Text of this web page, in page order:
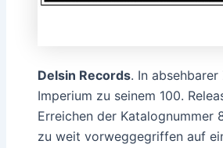
Delsin Records. In
Imperium zu seinem 100.
Erreichen der Katalognummer
zu weit vorweggegriffen auf